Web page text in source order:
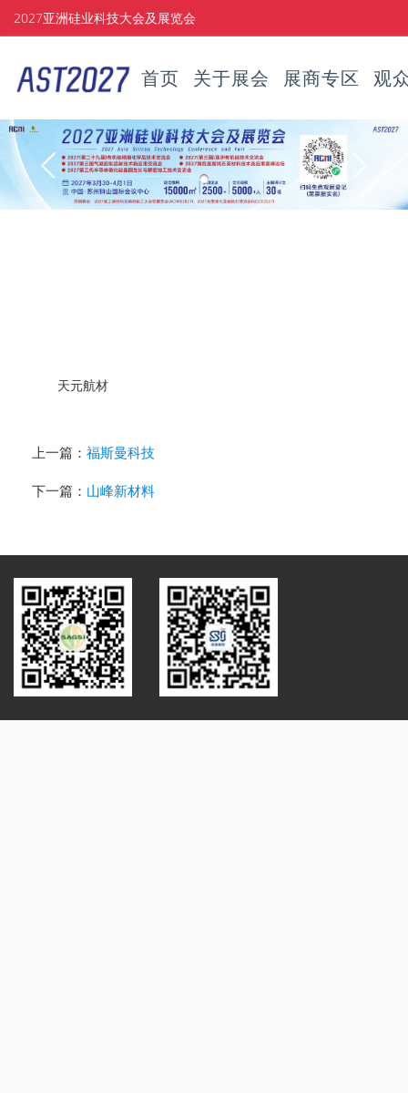
2027亚洲硅业科技大会及展览会
首页 关于展会 展商专区 观
天元航材
上一篇： 福斯曼科技
下一篇： 山峰新材料